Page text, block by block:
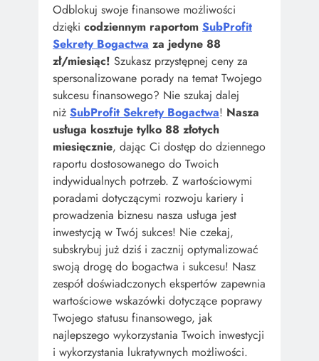
Odblokuj swoje finansowe możliwości
dzięki codziennym raportom SubProfit
Sekrety Bogactwa za jedyne 88
zł/miesiąc! Szukasz przystępnej ceny za
spersonalizowane porady na temat Twojego
sukcesu finansowego? Nie szukaj dalej
niż SubProfit Sekrety Bogactwa! Nasza
usługa kosztuje tylko 88 złotych
miesięcznie, dając Ci dostęp do dziennego
raportu dostosowanego do Twoich
indywidualnych potrzeb. Z wartościowymi
poradami dotyczącymi rozwoju kariery i
prowadzenia biznesu nasza usługa jest
inwestycją w Twój sukces! Nie czekaj,
subskrybuj już dziś i zacznij optymalizować
swoją drogę do bogactwa i sukcesu! Nasz
zespół doświadczonych ekspertów zapewnia
wartościowe wskazówki dotyczące poprawy
Twojego statusu finansowego, jak
najlepszego wykorzystania Twoich inwestycji
i wykorzystania lukratywnych możliwości.